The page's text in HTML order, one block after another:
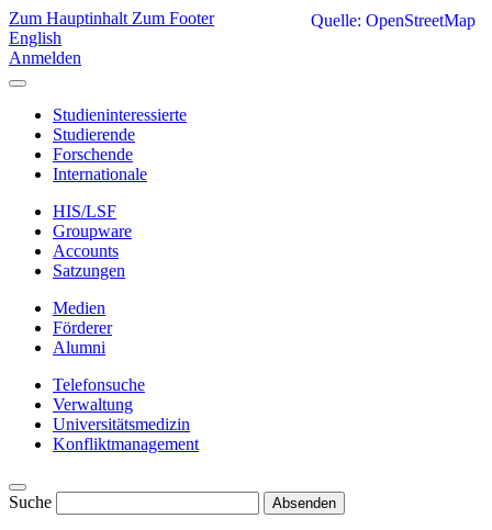
Zum Hauptinhalt Zum Footer
English
Anmelden
Studieninteressierte
Studierende
Forschende
Internationale
HIS/LSF
Groupware
Accounts
Satzungen
Medien
Förderer
Alumni
Telefonsuche
Verwaltung
Universitätsmedizin
Konfliktmanagement
Suche Absenden
Quelle: OpenStreetMap